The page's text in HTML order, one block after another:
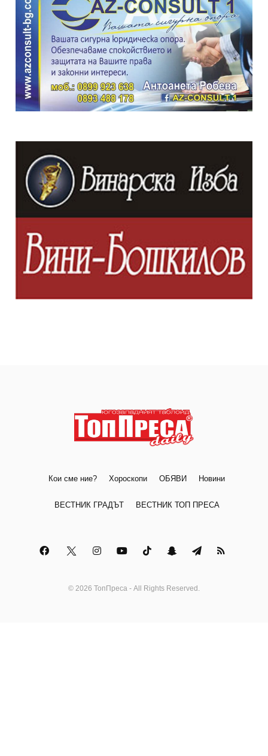
Кои сме ние? Хороскопи ОБЯВИ Новини
ВЕСТНИК ГРАДЪТ ВЕСТНИК ТОП ПРЕСА
© 2026 ТопПреса - All Rights Reserved.